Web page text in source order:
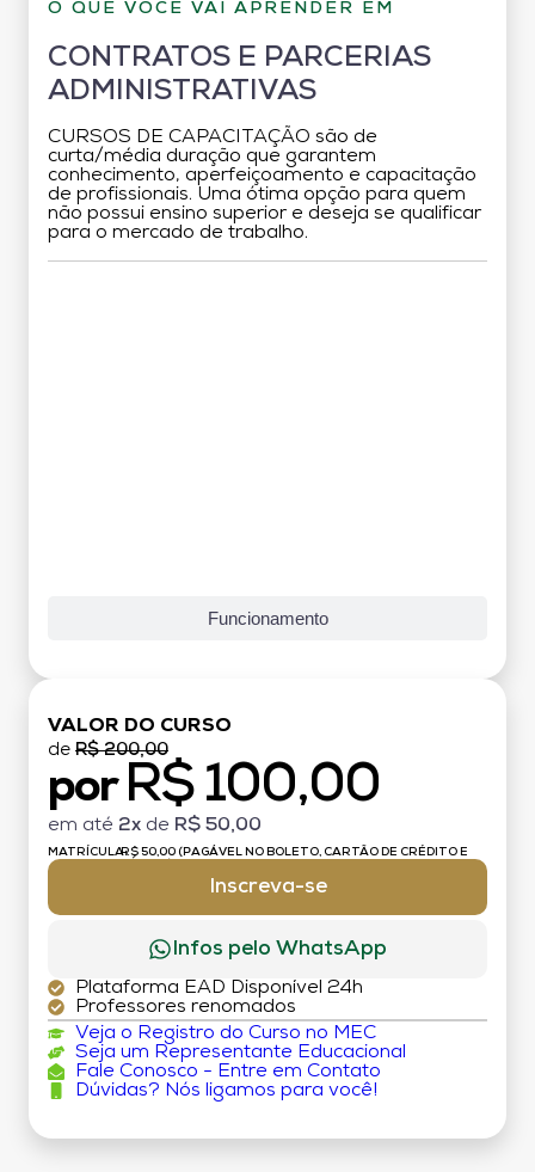
O QUE VOCÊ VAI APRENDER EM
CONTRATOS E PARCERIAS
ADMINISTRATIVAS
CURSOS DE CAPACITAÇÃO são de
curta/média duração que garantem
conhecimento, aperfeiçoamento e capacitação
de profissionais. Uma ótima opção para quem
não possui ensino superior e deseja se qualificar
para o mercado de trabalho.
Funcionamento
VALOR DO CURSO
de R$ 200,00
por R$ 100,00
em até 2x de R$ 50,00
MATRÍCULA:R$ 50,00 (PAGÁVEL NO BOLETO, CARTÃO DE CRÉDITO E
Inscreva-se
Infos pelo WhatsApp
Plataforma EAD Disponível 24h
Professores renomados
Veja o Registro do Curso no MEC
Seja um Representante Educacional
Fale Conosco - Entre em Contato
Dúvidas? Nós ligamos para você!